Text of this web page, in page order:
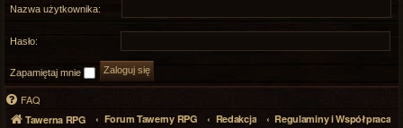
Nazwa użytkownika:
Hasło:
Zapamiętaj mnie
FAQ
Tawerna RPG Forum Tawerny RPG Redakcja Regulaminy i Współpraca